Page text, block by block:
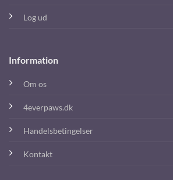
Log ud
Information
Om os
4everpaws.dk
Handelsbetingelser
Kontakt